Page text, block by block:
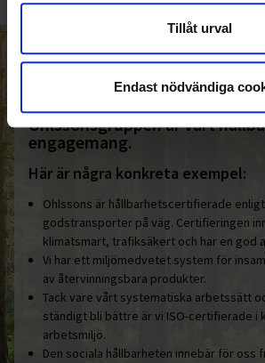
Tillåt urval
Endast nödvändiga
HELT ENKELT HÅLLBART
Den gemensamma nämnaren i
Ohlssonsgruppen är vårt
engagemang.
Här är några konkreta exempel:
Ohlssons är hållbarhetscertifierade
godstransporter på väg. Certifieringen
klimatsmart, trafiksäkert och har en god
Vi har ett miljömedvetet system för
av återvinningsbara produkter.
Tack vare vårt systematiska arbetssätt
ständigt bli bättre är vi ISO-certifierade i
arbetsmiljö.
Den sociala hållbarheten innebär för oss